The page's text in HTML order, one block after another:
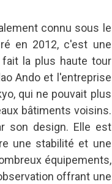
connu sous le
en 2012, c'est une
la plus haute tour
Ando et l'entreprise
qui ne pouvait plus
bâtiments voisins.
son design. Elle est
une stabilité et une
équipements,
offrant une